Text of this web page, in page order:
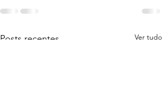
Posts recentes Ver tudo